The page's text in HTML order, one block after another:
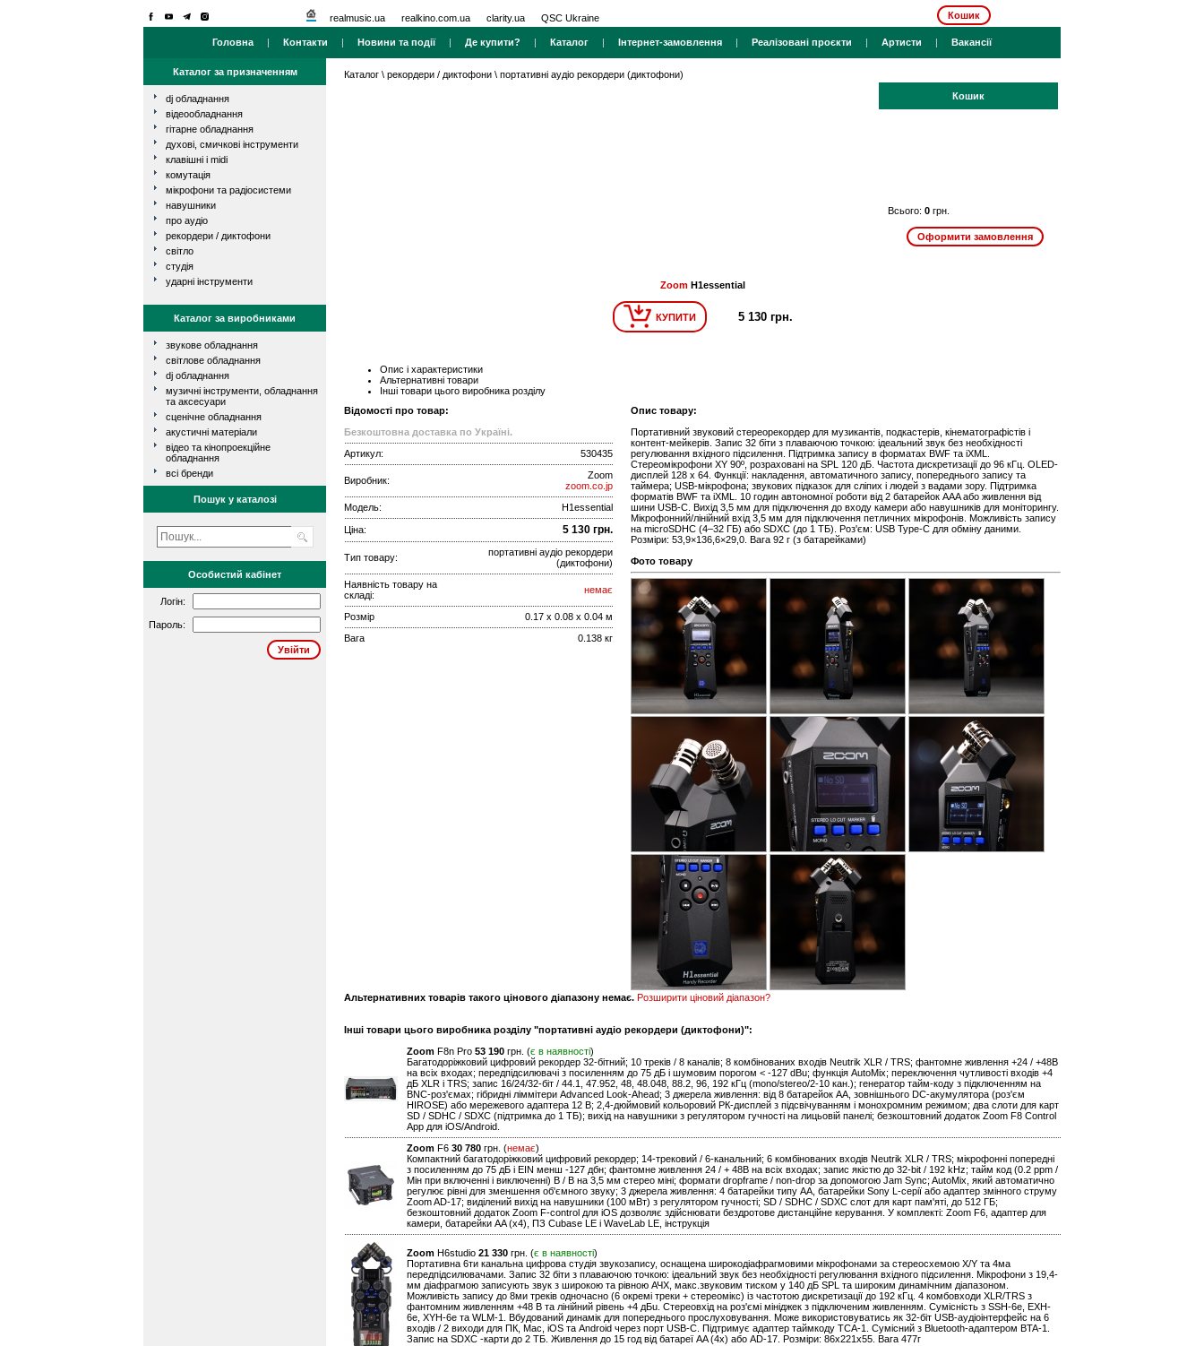
realmusic.ua realkino.com.ua clarity.ua QSC Ukraine Кошик
Головна | Контакти | Новини та події| Де купити? | Каталог | Інтернет-замовлення | Реалізовані проєкти | Артисти | Вакансії
Каталог за призначенням
dj обладнання
відеообладнання
гітарне обладнання
духові, смичкові інструменти
клавішні і midi
комутація
мікрофони та радіосистеми
навушники
про аудіо
рекордери / диктофони
світло
студія
ударні інструменти
Каталог за виробниками
звукове обладнання
світлове обладнання
dj обладнання
музичні інструменти, обладнання
та аксесуари
сценічне обладнання
акустичні матеріали
відео та кінопроекційне
обладнання
всі бренди
Пошук у каталозі
Особистий кабінет
Логін:
Пароль:
Каталог \ рекордери / диктофони \ портативні аудіо рекордери (диктофони)
Кошик
Всього: 0 грн.
ZoomH1essential
КУПИТИ 5 130 грн.
Опис і характеристики
Альтернативні товари
Інші товари цього виробника розділу
Відомості про товар:
Безкоштовна доставка по Україні.
Артикул:
530435
Виробник:
Zoom
zoom.co.jp
Модель:
H1essential
Ціна: 5 130 грн.
Тип товару:
портативні аудіо рекордери
(диктофони)
Наявність товару на
складі:
немає
Розмір
0.17 x 0.08 x 0.04 м
Вага
0.138 кг
Опис товару:
Портативний звуковий стереорекордер для музикантів, подкастерів, кінематографістів і
контент-мейкерів. Запис 32 біти з плаваючою точкою: ідеальний звук без необхідності
регулювання вхідного підсилення. Підтримка запису в форматах BWF та iXML.
Стереомікрофони XY 90º, розраховані на SPL 120 дБ. Частота дискретизації до 96 кГц. OLED-
дисплей 128 x 64. Функції: накладення, автоматичного запису, попереднього запису та
таймера; USB-мікрофона; звукових підказок для сліпих і людей з вадами зору. Підтримка
форматів BWF та iXML. 10 годин автономної роботи від 2 батарейок AAA або живлення від
шини USB-C. Вихід 3,5 мм для підключення до входу камери або навушників для моніторингу.
Мікрофонний/лінійний вхід 3,5 мм для підключення петличних мікрофонів. Можливість запису
на microSDHC (4–32 ГБ) або SDXC (до 1 ТБ). Роз'єм: USB Type-C для обміну даними.
Розміри: 53,9×136,6×29,0. Вага 92 г (з батарейками)
Фото товару
Альтернативних товарів такого цінового діапазону немає. Розширити ціновий діапазон?
Інші товари цього виробника розділу "портативні аудіо рекордери (диктофони)":
Zoom F8n Pro 53 190 грн. (є в наявності)
Багатодоріжковий цифровий рекордер 32-бітний; 10 треків / 8 каналів; 8 комбінованих входів Neutrik XLR / TRS; фантомне живлення +24 / +48В
на всіх входах; передпідсилювачі з посиленням до 75 дБ і шумовим порогом < -127 dBu; функція AutoMix; переключення чутливості входів +4
дБ XLR і TRS; запис 16/24/32-біт / 44.1, 47.952, 48, 48.048, 88.2, 96, 192 кГц (mono/stereo/2-10 кан.); генератор тайм-коду з підключенням на
BNC-роз'ємах; гібридні ліммітери Advanced Look-Ahead; 3 джерела живлення: від 8 батарейок АА, зовнішнього DC-акумулятора (роз'єм
HIROSE) або мережевого адаптера 12 В; 2,4-дюймовий кольоровий РК-дисплей з підсвічуванням і монохромним режимом; два слоти для карт
SD / SDHC / SDXC (підтримка до 1 ТБ); вихід на навушники з регулятором гучності на лицьовій панелі; безкоштовний додаток Zoom F8 Control
App для iOS/Android.
Zoom F6 30 780 грн. (немає)
Компактний багатодоріжковий цифровий рекордер; 14-трековий / 6-канальний; 6 комбінованих входів Neutrik XLR / TRS; мікрофонні попередні
з посиленням до 75 дБ і EIN менш -127 дбн; фантомне живлення 24 / + 48В на всіх входах; запис якістю до 32-bit / 192 kHz; тайм код (0.2 ppm /
Мін при включенні і виключенні) В / В на 3,5 мм стерео міні; формати dropframe / non-drop за допомогою Jam Sync; AutoMix, який автоматично
регулює рівні для зменшення об'ємного звуку; 3 джерела живлення: 4 батарейки типу АА, батарейки Sony L-серії або адаптер змінного струму
Zoom AD-17; виділений вихід на навушники (100 мВт) з регулятором гучності; SD / SDHC / SDXC слот для карт пам'яті, до 512 ГБ;
безкоштовний додаток Zoom F-control для iOS дозволяє здійснювати бездротове дистанційне керування. У комплекті: Zoom F6, адаптер для
камери, батарейки AA (x4), ПЗ Cubase LE і WaveLab LE, інструкція
Zoom H6studio 21 330 грн. (є в наявності)
Портативна 6ти канальна цифрова студія звукозапису, оснащена широкодіафрагмовими мікрофонами за стереосхемою X/Y та 4ма
передпідсилювачами. Запис 32 біти з плаваючою точкою: ідеальний звук без необхідності регулювання вхідного підсилення. Мікрофони з 19,4-
мм діафрагмою записують звук з широкою та рівною АЧХ, макс.звуковим тиском у 140 дБ SPL та широким динамічним діапазоном.
Можливість запису до 8ми треків одночасно (6 окремі треки + стереомікс) із частотою дискретизації до 192 кГц. 4 комбовходи XLR/TRS з
фантомним живленням +48 В та лінійний рівень +4 дБu. Стереовхід на роз'ємі мініджек з підключеним живленням. Сумісність з SSH-6e, EXH-
6e, XYH-6e та WLM-1. Вбудований динамік для попереднього прослуховування. Може використовуватись як 32-біт USB-аудіоінтерфейс на 6
входів / 2 виходи для ПК, Mac, iOS та Android через порт USB-C. Підтримує адаптер таймкоду TCA-1. Сумісний з Bluetooth-адаптером BTA-1.
Запис на SDXC -карти до 2 ТБ. Живлення до 15 год від батареї AA (4x) або AD-17. Розміри: 86х221х55. Вага 477г